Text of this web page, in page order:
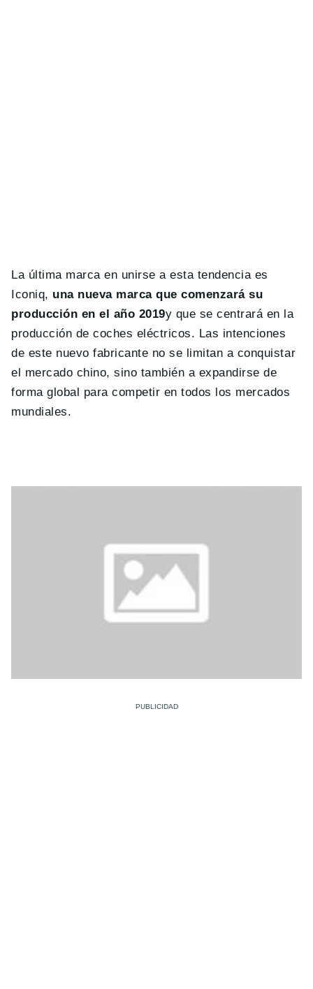
La última marca en unirse a esta tendencia es
Iconiq, una nueva marca que comenzará su
producción en el año 2019y que se centrará en la
producción de coches eléctricos. Las intenciones
de este nuevo fabricante no se limitan a conquistar
el mercado chino, sino también a expandirse de
forma global para competir en todos los mercados
mundiales.